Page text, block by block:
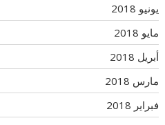
يونيو 2018
مايو 2018
أبريل 2018
مارس 2018
فبراير 2018